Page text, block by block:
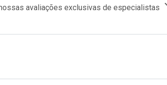
avaliações exclusivas de especialistas